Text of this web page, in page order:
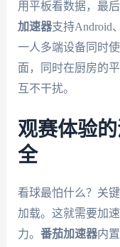
用平板看数据，最
加速器支持Android
一人多端设备同时
面，同时在厨房的
互不干扰。
观赛体验
全
看球最怕什么？关
加载。这就需要加
力。 番茄加速器内